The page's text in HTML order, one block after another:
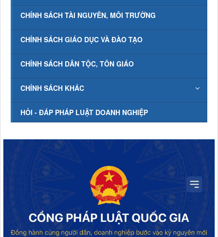
CHÍNH SÁCH TÀI NGUYÊN, MÔI TRƯỜNG
CHÍNH SÁCH GIÁO DỤC VÀ ĐÀO TẠO
CHÍNH SÁCH DÂN TỘC, TÔN GIÁO
CHÍNH SÁCH KHÁC
HỎI - ĐÁP PHÁP LUẬT DOANH NGHIỆP